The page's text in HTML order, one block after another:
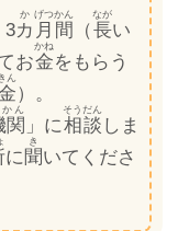
3カ
か
月
げつ
間
かん
（長
なが
い
お金
かね
をもらう
ん
）。
関
かん
」に相談
そうだん
しま
に 聞
き
いてくださ